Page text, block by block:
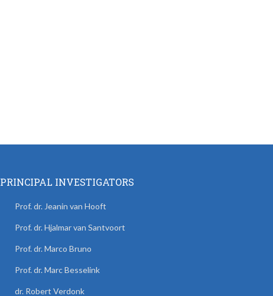
PRINCIPAL INVESTIGATORS
Prof. dr. Jeanin van Hooft
Prof. dr. Hjalmar van Santvoort
Prof. dr. Marco Bruno
Prof. dr. Marc Besselink
dr. Robert Verdonk